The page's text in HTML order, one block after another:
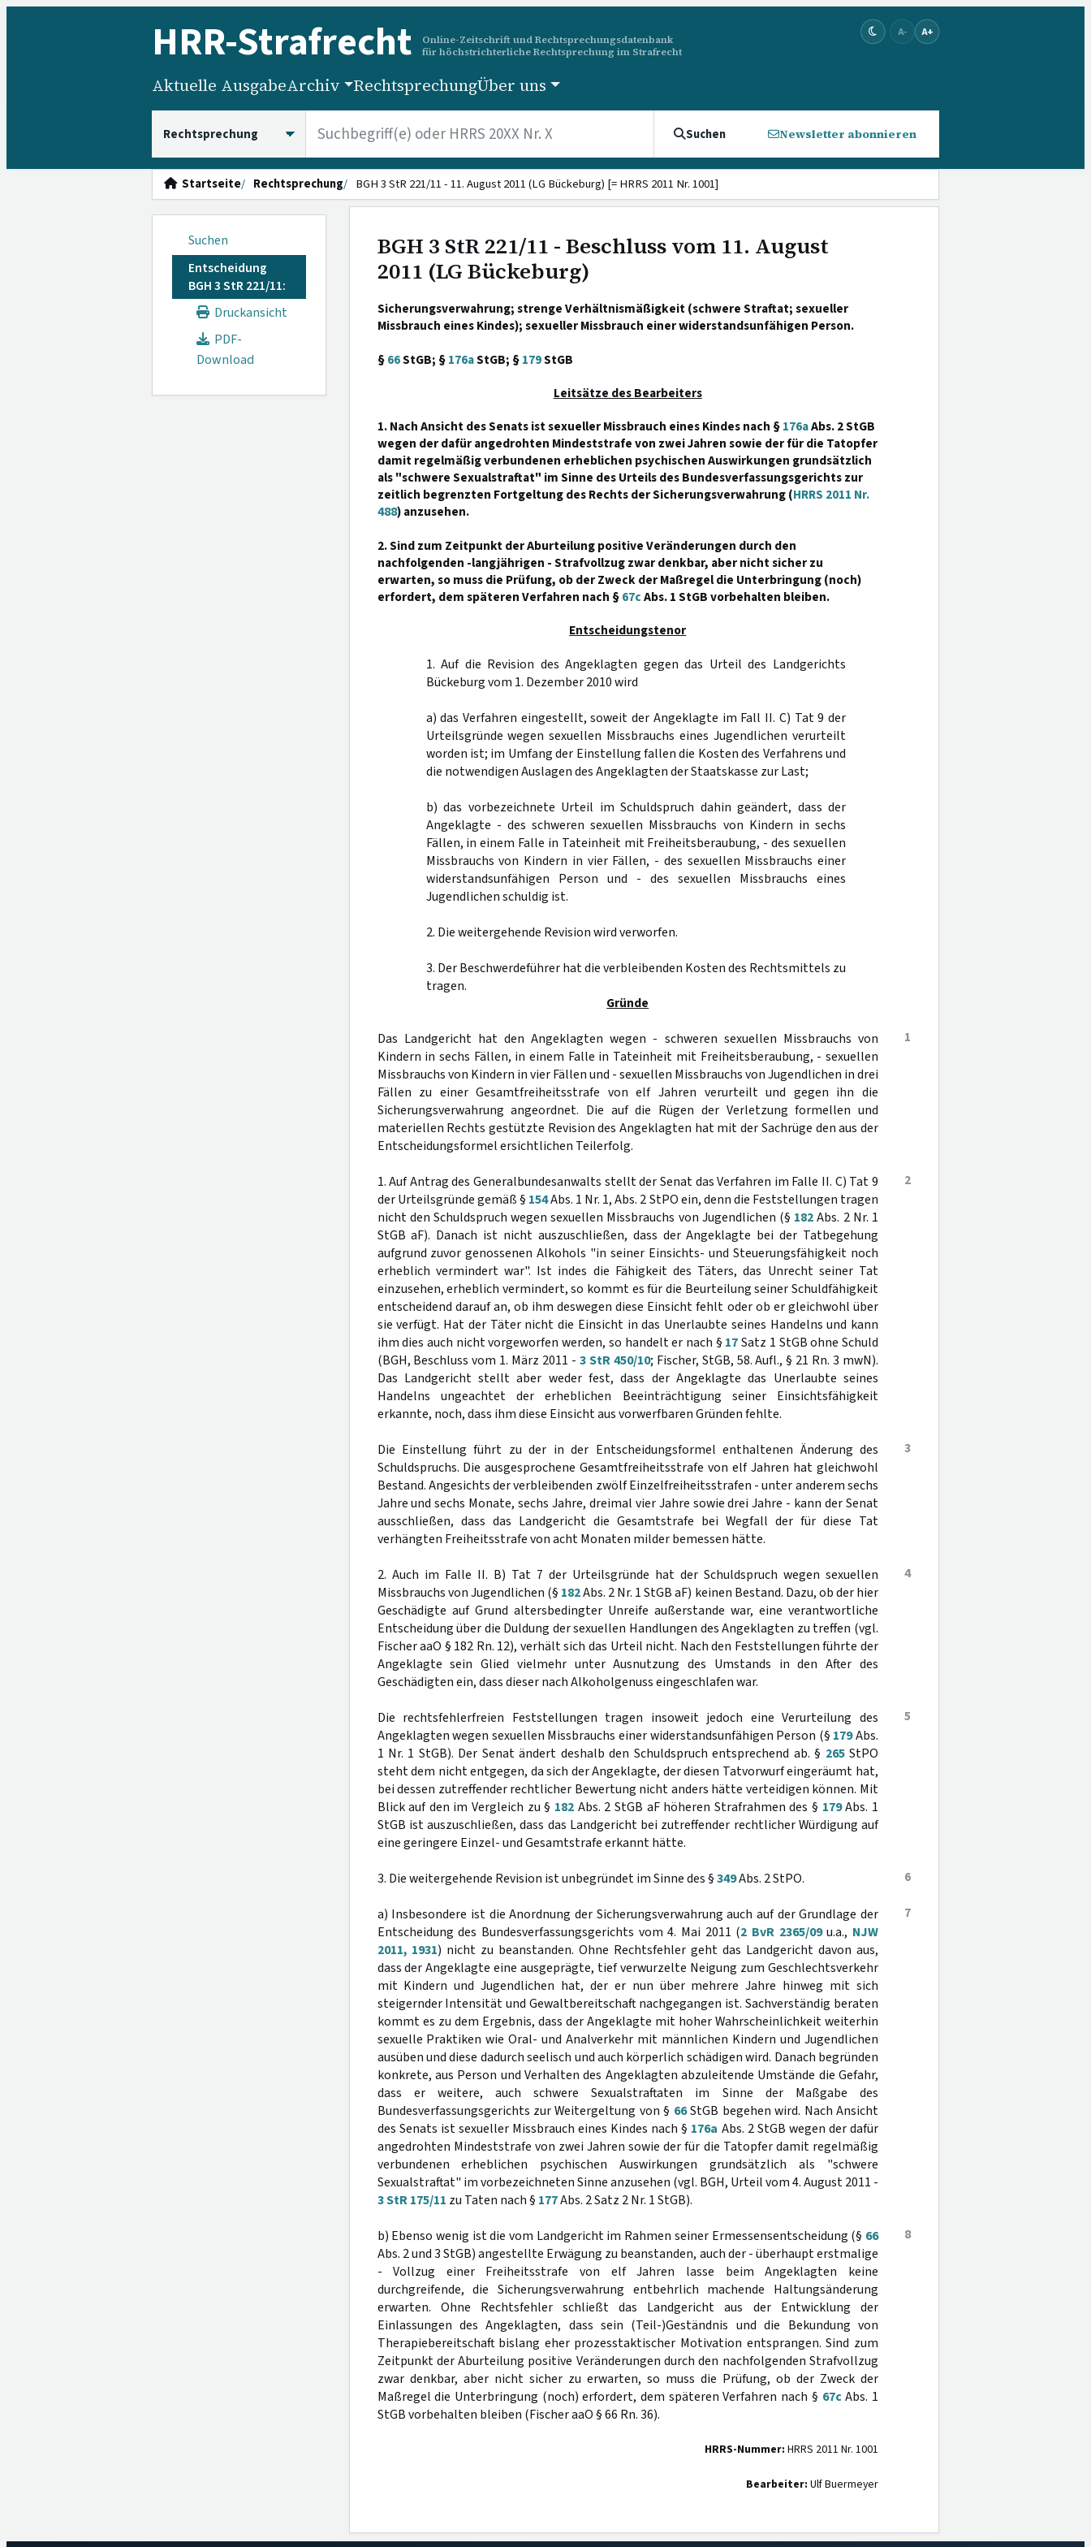
HRR-Strafrecht
Online-Zeitschrift und Rechtsprechungsdatenbank
für höchstrichterliche Rechtsprechung im Strafrecht
A- A+
Aktuelle AusgabeArchiv RechtsprechungÜber uns
Suchen Newsletter abonnieren
Startseite Rechtsprechung BGH 3 StR 221/11 - 11. August 2011 (LG Bückeburg) [= HRRS 2011 Nr. 1001]
Suchen
Entscheidung
BGH 3 StR 221/11:
Druckansicht
PDF-
Download
BGH 3 StR 221/11 - Beschluss vom 11. August
2011 (LG Bückeburg)
Sicherungsverwahrung; strenge Verhältnismäßigkeit (schwere Straftat; sexueller
Missbrauch eines Kindes); sexueller Missbrauch einer widerstandsunfähigen Person.
§66StGB; §176aStGB; §179StGB
Leitsätze des Bearbeiters
1. Nach Ansicht des Senats ist sexueller Missbrauch eines Kindes nach §176aAbs. 2 StGB
wegen der dafür angedrohten Mindeststrafe von zwei Jahren sowie der für die Tatopfer
damit regelmäßig verbundenen erheblichen psychischen Auswirkungen grundsätzlich
als "schwere Sexualstraftat" im Sinne des Urteils des Bundesverfassungsgerichts zur
zeitlich begrenzten Fortgeltung des Rechts der Sicherungsverwahrung (HRRS 2011 Nr.
488) anzusehen.
2. Sind zum Zeitpunkt der Aburteilung positive Veränderungen durch den
nachfolgenden -langjährigen - Strafvollzug zwar denkbar, aber nicht sicher zu
erwarten, so muss die Prüfung, ob der Zweck der Maßregel die Unterbringung (noch)
erfordert, dem späteren Verfahren nach §67cAbs. 1 StGB vorbehalten bleiben.
Entscheidungstenor
1. Auf die Revision des Angeklagten gegen das Urteil des Landgerichts
Bückeburg vom 1. Dezember 2010 wird
a) das Verfahren eingestellt, soweit der Angeklagte im Fall II. C) Tat 9 der
Urteilsgründe wegen sexuellen Missbrauchs eines Jugendlichen verurteilt
worden ist; im Umfang der Einstellung fallen die Kosten des Verfahrens und
die notwendigen Auslagen des Angeklagten der Staatskasse zur Last;
b) das vorbezeichnete Urteil im Schuldspruch dahin geändert, dass der
Angeklagte - des schweren sexuellen Missbrauchs von Kindern in sechs
Fällen, in einem Falle in Tateinheit mit Freiheitsberaubung, - des sexuellen
Missbrauchs von Kindern in vier Fällen, - des sexuellen Missbrauchs einer
widerstandsunfähigen Person und - des sexuellen Missbrauchs eines
Jugendlichen schuldig ist.
2. Die weitergehende Revision wird verworfen.
3. Der Beschwerdeführer hat die verbleibenden Kosten des Rechtsmittels zu
tragen.
Gründe
1
Das Landgericht hat den Angeklagten wegen - schweren sexuellen Missbrauchs von
Kindern in sechs Fällen, in einem Falle in Tateinheit mit Freiheitsberaubung, - sexuellen
Missbrauchs von Kindern in vier Fällen und - sexuellen Missbrauchs von Jugendlichen in drei
Fällen zu einer Gesamtfreiheitsstrafe von elf Jahren verurteilt und gegen ihn die
Sicherungsverwahrung angeordnet. Die auf die Rügen der Verletzung formellen und
materiellen Rechts gestützte Revision des Angeklagten hat mit der Sachrüge den aus der
Entscheidungsformel ersichtlichen Teilerfolg.
2
1. Auf Antrag des Generalbundesanwalts stellt der Senat das Verfahren im Falle II. C) Tat 9
der Urteilsgründe gemäß § 154Abs. 1 Nr. 1, Abs. 2 StPO ein, denn die Feststellungen tragen
nicht den Schuldspruch wegen sexuellen Missbrauchs von Jugendlichen (§ 182Abs. 2 Nr. 1
StGB aF). Danach ist nicht auszuschließen, dass der Angeklagte bei der Tatbegehung
aufgrund zuvor genossenen Alkohols "in seiner Einsichts- und Steuerungsfähigkeit noch
erheblich vermindert war". Ist indes die Fähigkeit des Täters, das Unrecht seiner Tat
einzusehen, erheblich vermindert, so kommt es für die Beurteilung seiner Schuldfähigkeit
entscheidend darauf an, ob ihm deswegen diese Einsicht fehlt oder ob er gleichwohl über
sie verfügt. Hat der Täter nicht die Einsicht in das Unerlaubte seines Handelns und kann
ihm dies auch nicht vorgeworfen werden, so handelt er nach § 17Satz 1 StGB ohne Schuld
(BGH, Beschluss vom 1. März 2011 - 3 StR 450/10; Fischer, StGB, 58. Aufl., § 21 Rn. 3 mwN).
Das Landgericht stellt aber weder fest, dass der Angeklagte das Unerlaubte seines
Handelns ungeachtet der erheblichen Beeinträchtigung seiner Einsichtsfähigkeit
erkannte, noch, dass ihm diese Einsicht aus vorwerfbaren Gründen fehlte.
3
Die Einstellung führt zu der in der Entscheidungsformel enthaltenen Änderung des
Schuldspruchs. Die ausgesprochene Gesamtfreiheitsstrafe von elf Jahren hat gleichwohl
Bestand. Angesichts der verbleibenden zwölf Einzelfreiheitsstrafen - unter anderem sechs
Jahre und sechs Monate, sechs Jahre, dreimal vier Jahre sowie drei Jahre - kann der Senat
ausschließen, dass das Landgericht die Gesamtstrafe bei Wegfall der für diese Tat
verhängten Freiheitsstrafe von acht Monaten milder bemessen hätte.
4
2. Auch im Falle II. B) Tat 7 der Urteilsgründe hat der Schuldspruch wegen sexuellen
Missbrauchs von Jugendlichen (§ 182Abs. 2 Nr. 1 StGB aF) keinen Bestand. Dazu, ob der hier
Geschädigte auf Grund altersbedingter Unreife außerstande war, eine verantwortliche
Entscheidung über die Duldung der sexuellen Handlungen des Angeklagten zu treffen (vgl.
Fischer aaO § 182 Rn. 12), verhält sich das Urteil nicht. Nach den Feststellungen führte der
Angeklagte sein Glied vielmehr unter Ausnutzung des Umstands in den After des
Geschädigten ein, dass dieser nach Alkoholgenuss eingeschlafen war.
5
Die rechtsfehlerfreien Feststellungen tragen insoweit jedoch eine Verurteilung des
Angeklagten wegen sexuellen Missbrauchs einer widerstandsunfähigen Person (§ 179Abs.
1 Nr. 1 StGB). Der Senat ändert deshalb den Schuldspruch entsprechend ab. § 265StPO
steht dem nicht entgegen, da sich der Angeklagte, der diesen Tatvorwurf eingeräumt hat,
bei dessen zutreffender rechtlicher Bewertung nicht anders hätte verteidigen können. Mit
Blick auf den im Vergleich zu § 182Abs. 2 StGB aF höheren Strafrahmen des § 179Abs. 1
StGB ist auszuschließen, dass das Landgericht bei zutreffender rechtlicher Würdigung auf
eine geringere Einzel- und Gesamtstrafe erkannt hätte.
6
3. Die weitergehende Revision ist unbegründet im Sinne des §349Abs. 2 StPO.
7
a) Insbesondere ist die Anordnung der Sicherungsverwahrung auch auf der Grundlage der
Entscheidung des Bundesverfassungsgerichts vom 4. Mai 2011 (2 BvR 2365/09u.a., NJW
2011, 1931) nicht zu beanstanden. Ohne Rechtsfehler geht das Landgericht davon aus,
dass der Angeklagte eine ausgeprägte, tief verwurzelte Neigung zum Geschlechtsverkehr
mit Kindern und Jugendlichen hat, der er nun über mehrere Jahre hinweg mit sich
steigernder Intensität und Gewaltbereitschaft nachgegangen ist. Sachverständig beraten
kommt es zu dem Ergebnis, dass der Angeklagte mit hoher Wahrscheinlichkeit weiterhin
sexuelle Praktiken wie Oral- und Analverkehr mit männlichen Kindern und Jugendlichen
ausüben und diese dadurch seelisch und auch körperlich schädigen wird. Danach begründen
konkrete, aus Person und Verhalten des Angeklagten abzuleitende Umstände die Gefahr,
dass er weitere, auch schwere Sexualstraftaten im Sinne der Maßgabe des
Bundesverfassungsgerichts zur Weitergeltung von § 66StGB begehen wird. Nach Ansicht
des Senats ist sexueller Missbrauch eines Kindes nach § 176a Abs. 2 StGB wegen der dafür
angedrohten Mindeststrafe von zwei Jahren sowie der für die Tatopfer damit regelmäßig
verbundenen erheblichen psychischen Auswirkungen grundsätzlich als "schwere
Sexualstraftat" im vorbezeichneten Sinne anzusehen (vgl. BGH, Urteil vom 4. August 2011 -
3 StR 175/11 zu Taten nach § 177Abs. 2 Satz 2 Nr. 1 StGB).
8
b) Ebenso wenig ist die vom Landgericht im Rahmen seiner Ermessensentscheidung (§ 66
Abs. 2 und 3 StGB) angestellte Erwägung zu beanstanden, auch der - überhaupt erstmalige
- Vollzug einer Freiheitsstrafe von elf Jahren lasse beim Angeklagten keine
durchgreifende, die Sicherungsverwahrung entbehrlich machende Haltungsänderung
erwarten. Ohne Rechtsfehler schließt das Landgericht aus der Entwicklung der
Einlassungen des Angeklagten, dass sein (Teil-)Geständnis und die Bekundung von
Therapiebereitschaft bislang eher prozesstaktischer Motivation entsprangen. Sind zum
Zeitpunkt der Aburteilung positive Veränderungen durch den nachfolgenden Strafvollzug
zwar denkbar, aber nicht sicher zu erwarten, so muss die Prüfung, ob der Zweck der
Maßregel die Unterbringung (noch) erfordert, dem späteren Verfahren nach § 67cAbs. 1
StGB vorbehalten bleiben (Fischer aaO § 66 Rn. 36).
HRRS-Nummer: HRRS 2011 Nr. 1001
Bearbeiter: Ulf Buermeyer